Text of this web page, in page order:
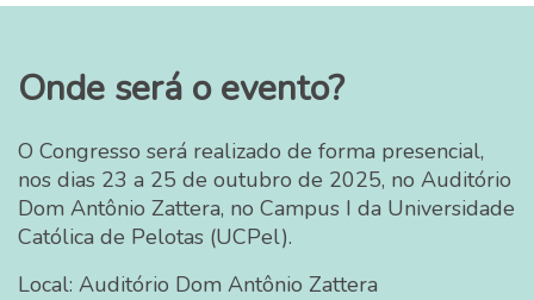
Onde será o evento?
O Congresso será realizado de forma presencial,
nos dias 23 a 25 de outubro de 2025, no Auditório
Dom Antônio Zattera, no Campus I da Universidade
Católica de Pelotas (UCPel).
Local: Auditório Dom Antônio Zattera